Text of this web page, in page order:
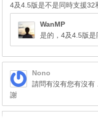
4及4.5版是不是同時支援32
WanMP
是的，4及4.5版
Nono
請問有沒有您有沒
謝